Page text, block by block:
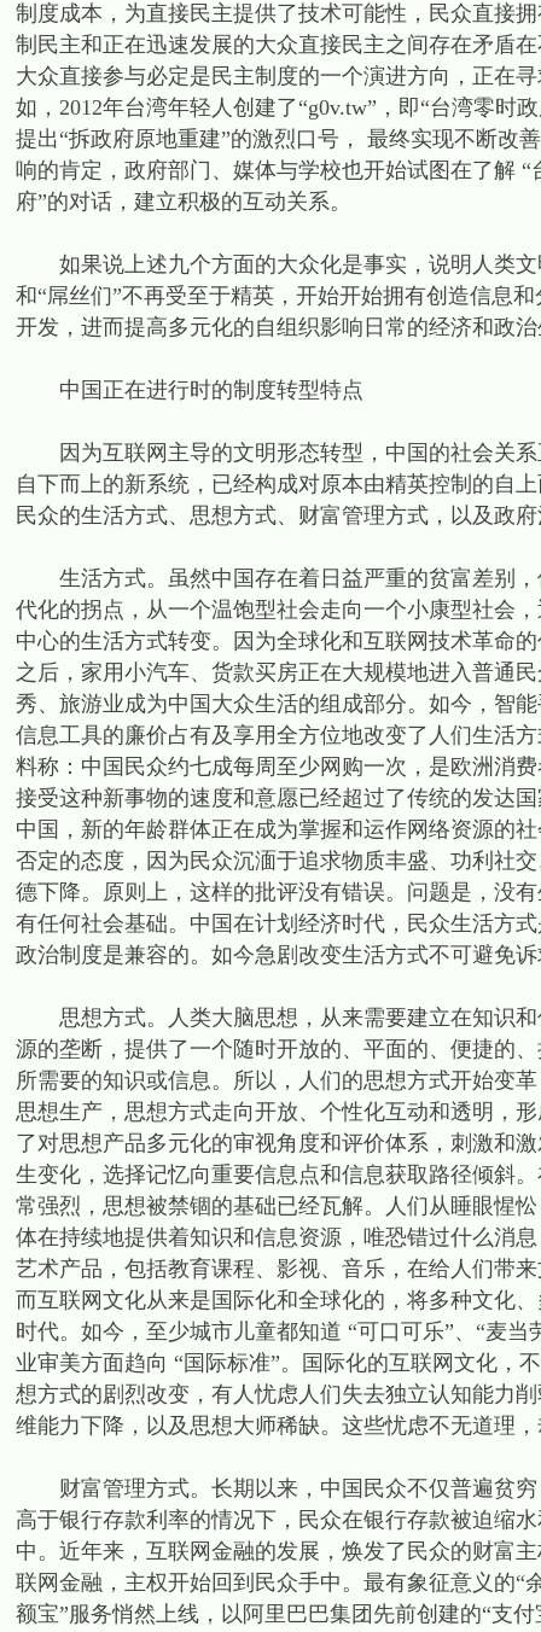
制度成本，为直接民主提供了技术可能性，民众直接
制民主和正在迅速发展的大众直接民主之间存在矛盾
大众直接参与必定是民主制度的一个演进方向，正在
如，2012年台湾年轻人创建了“g0v.tw”，即“台湾零时
提出“拆政府原地重建”的激烈口号， 最终实现不断改
响的肯定，政府部门、媒体与学校也开始试图在了解
府”的对话，建立积极的互动关系。
如果说上述九个方面的大众化是事实，说明人类文
和“屌丝们”不再受至于精英，开始开始拥有创造信息
开发，进而提高多元化的自组织影响日常的经济和政
中国正在进行时的制度转型特点
因为互联网主导的文明形态转型，中国的社会关系
自下而上的新系统，已经构成对原本由精英控制的自
民众的生活方式、思想方式、财富管理方式，以及政
生活方式。虽然中国存在着日益严重的贫富差别，
代化的拐点，从一个温饱型社会走向一个小康型社会
中心的生活方式转变。因为全球化和互联网技术革命
之后，家用小汽车、货款买房正在大规模地进入普通
秀、旅游业成为中国大众生活的组成部分。如今，智
信息工具的廉价占有及享用全方位地改变了人们生活
料称：中国民众约七成每周至少网购一次，是欧洲消
接受这种新事物的速度和意愿已经超过了传统的发达
中国，新的年龄群体正在成为掌握和运作网络资源的
否定的态度，因为民众沉湎于追求物质丰盛、功利社
德下降。原则上，这样的批评没有错误。问题是，没
有任何社会基础。中国在计划经济时代，民众生活方
政治制度是兼容的。如今急剧改变生活方式不可避免
思想方式。人类大脑思想，从来需要建立在知识和
源的垄断，提供了一个随时开放的、平面的、便捷的
所需要的知识或信息。所以，人们的思想方式开始变
思想生产，思想方式走向开放、个性化互动和透明，
了对思想产品多元化的审视角度和评价体系，刺激和
生变化，选择记忆向重要信息点和信息获取路径倾斜
常强烈，思想被禁锢的基础已经瓦解。人们从睡眼惺
体在持续地提供着知识和信息资源，唯恐错过什么消
艺术产品，包括教育课程、影视、音乐，在给人们带
而互联网文化从来是国际化和全球化的，将多种文化
时代。如今，至少城市儿童都知道 “可口可乐”、“麦
业审美方面趋向 “国际标准”。国际化的互联网文化，
想方式的剧烈改变，有人忧虑人们失去独立认知能力
维能力下降，以及思想大师稀缺。这些忧虑不无道理
财富管理方式。长期以来，中国民众不仅普遍贫穷
高于银行存款利率的情况下，民众在银行存款被迫缩
中。近年来，互联网金融的发展，焕发了民众的财富
联网金融，主权开始回到民众手中。最有象征意义的“
额宝”服务悄然上线，以阿里巴巴集团先前创建的“支